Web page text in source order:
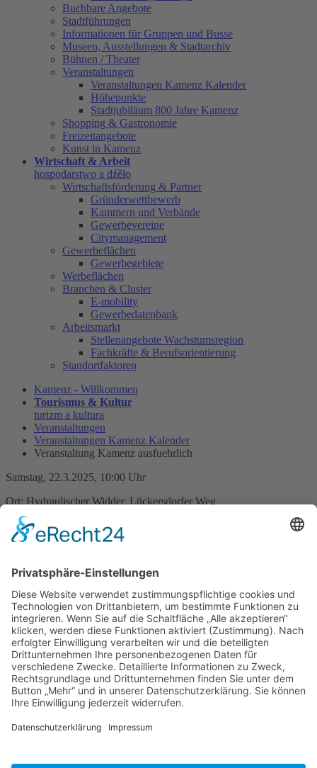
Buchbare Angebote
Stadtführungen
Informationen für Gruppen und Busse
Museen, Ausstellungen & Stadtarchiv
Bühnen / Theater
Veranstaltungen
Veranstaltungen Kamenz Kalender
Höhepunkte
Stadtjubiläum 800 Jahre Kamenz
Shopping & Gastronomie
Freizeitangebote
Kunst in Kamenz
Wirtschaft & Arbeit
hospodarstwo a dźěło
Wirtschaftsförderung & Partner
Gründerwettbewerb
Kammern und Verbände
Gewerbevereine
Citymanagement
Gewerbeflächen
Gewerbegebiete
Werbeflächen
Branchen & Cluster
E-mobility
Gewerbedatenbank
Arbeitsmarkt
Stellenangebote Wachstumsregion
Fachkräfte & Berufsorientierung
Standortfaktoren
Kamenz - Willkommen
Tourismus & Kultur
turizm a kultura
Veranstaltungen
Veranstaltungen Kamenz Kalender
Veranstaltung Kamenz ausfuehrlich
Samstag, 22.3.2025, 10:00 Uhr
Ort: Hydraulischer Widder, Lückersdorfer Weg
Weltwassertag-Hydraulischer
Widder
Für alle, die keine Karte für die Veranstaltung Wanderweg Wasser
bekommen haben, öffnet die ewag kamenz und der Kamenzer
Geschichtsverein den Hydraulischen Widder anlässlich des
Weltwassertages. Wir freuen uns dieses seltene, 120-jährige
technische Denkmal in Aktion zu zeigen. Sie haben in der Zeit von
10-12 Uhr und von 14-16 Uhr dazu die Möglichkeit.
Zurück
»facebook.com/kamenz.news »facebook.com/rathaus.kamenz
»facebook.com/Kamenz.Tourismus
»instagramm.com/kamenz_tourismus